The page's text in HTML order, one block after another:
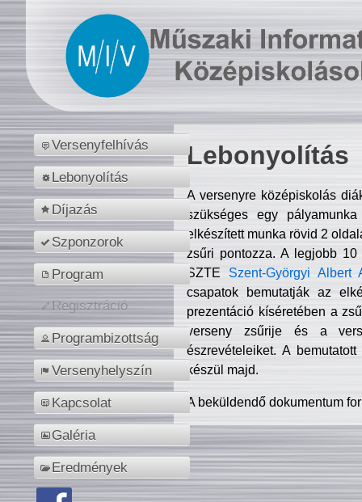
Versenyfelhívás
Lebonyolítás
Díjazás
Szponzorok
Program
Regisztráció
Programbizottság
Versenyhelyszín
Kapcsolat
Galéria
Eredmények
Lebonyolítás
A versenyre középiskolás
szükséges egy
elkészített munka rövid 2
zsűri pontozza. A legjobb
SZTE Szent-Györgyi Albert
csapatok bemutatják az
prezentáció kíséretében a
verseny zsűrije és a
észrevételeiket. A
készül majd.
A beküldendő dokumentum